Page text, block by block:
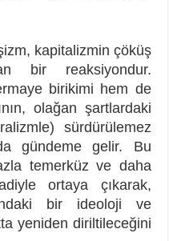
kapitalizmin çöküş
bir reaksiyondur.
birikimi hem de
olağan şartlardaki
sürdürülemez
gündeme gelir. Bu
temerküz ve daha
ortaya çıkarak,
bir ideoloji ve
yeniden diriltileceğini